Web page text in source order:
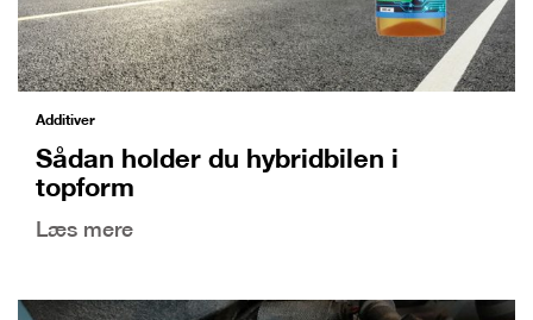
Additiver
Sådan holder du hybridbilen i
topform
Læs mere